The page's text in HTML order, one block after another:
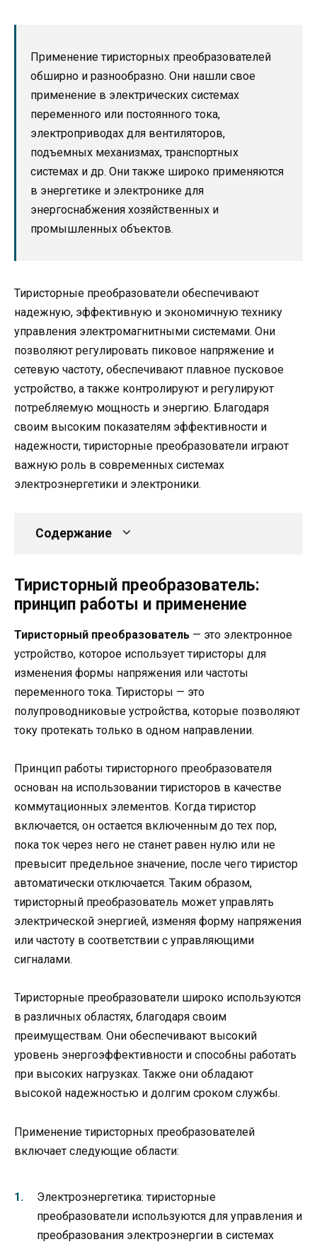
Применение тиристорных преобразователей
обширно и разнообразно. Они нашли свое
применение в электрических системах
переменного или постоянного тока,
электроприводах для вентиляторов,
подъемных механизмах, транспортных
системах и др. Они также широко применяются
в энергетике и электронике для
энергоснабжения хозяйственных и
промышленных объектов.
Тиристорные преобразователи обеспечивают
надежную, эффективную и экономичную технику
управления электромагнитными системами. Они
позволяют регулировать пиковое напряжение и
сетевую частоту, обеспечивают плавное пусковое
устройство, а также контролируют и регулируют
потребляемую мощность и энергию. Благодаря
своим высоким показателям эффективности и
надежности, тиристорные преобразователи играют
важную роль в современных системах
электроэнергетики и электроники.
Содержание
Тиристорный преобразователь:
принцип работы и применение
Тиристорный преобразователь — это электронное
устройство, которое использует тиристоры для
изменения формы напряжения или частоты
переменного тока. Тиристоры — это
полупроводниковые устройства, которые позволяют
току протекать только в одном направлении.
Принцип работы тиристорного преобразователя
основан на использовании тиристоров в качестве
коммутационных элементов. Когда тиристор
включается, он остается включенным до тех пор,
пока ток через него не станет равен нулю или не
превысит предельное значение, после чего тиристор
автоматически отключается. Таким образом,
тиристорный преобразователь может управлять
электрической энергией, изменяя форму напряжения
или частоту в соответствии с управляющими
сигналами.
Тиристорные преобразователи широко используются
в различных областях, благодаря своим
преимуществам. Они обеспечивают высокий
уровень энергоэффективности и способны работать
при высоких нагрузках. Также они обладают
высокой надежностью и долгим сроком службы.
Применение тиристорных преобразователей
включает следующие области:
Электроэнергетика: тиристорные
преобразователи используются для управления и
преобразования электроэнергии в системах